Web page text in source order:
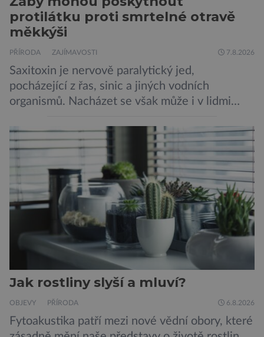
protilátku proti smrtelné otravě
měkkýši
PŘÍRODA ZAJÍMAVOSTI 7.8.2026
Saxitoxin je nervově paralytický jed,
pocházející z řas, sinic a jiných vodních
organismů. Nacházet se však může i v lidmi
slávky. K příznakům otravy patří paralýza
dýchacích cest, dojít však může až k udušení.
Dosud proti tomuto jedu neexistovala
protilátka, nyní ji zřejmě vědci objevili, ovšem
její zdroj je […]
Jak rostliny slyší a mluví?
OBJEVY PŘÍRODA 6.8.2026
Fytoakustika patří mezi nové vědní obory, které